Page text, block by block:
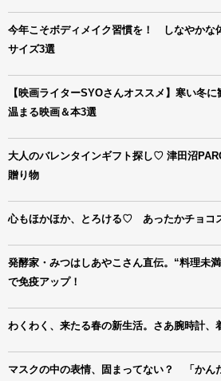
今年こそボディメイク習慣を！ しなやかな
サイズ3選
【映画ライターSYOさんオススメ】寒い冬
温まる映画＆本3選
大人のバレンタインギフト探し♡ 津田沼
贈り物
心もほかほか、とろける♡ あったかチョコ
発酵家・みつはしあやこさん直伝。“料理未
で免疫アップ！
わくわく、来たる春の新生活。さあ腕時計、
マスクの中の表情、固まってない？ 「かん